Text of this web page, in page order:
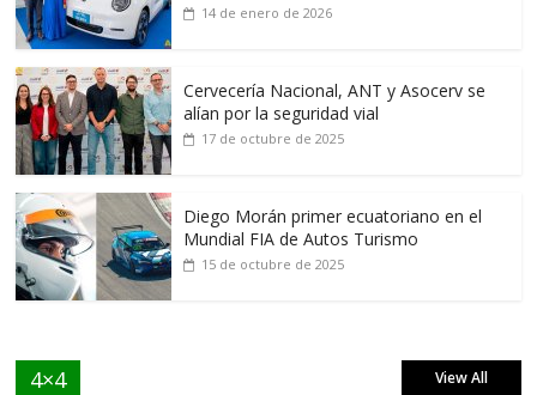
14 de enero de 2026
Cervecería Nacional, ANT y Asocerv se
alían por la seguridad vial
17 de octubre de 2025
Diego Morán primer ecuatoriano en el
Mundial FIA de Autos Turismo
15 de octubre de 2025
4×4 View All